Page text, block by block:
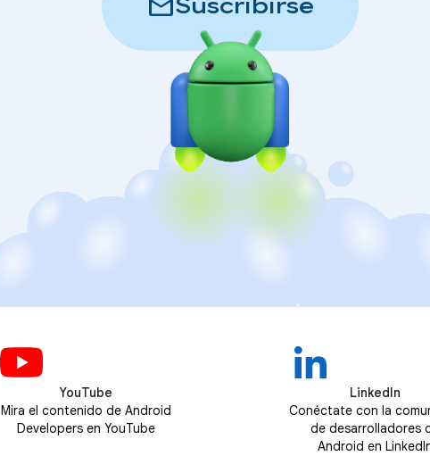
Suscribirse
YouTube
Mira el contenido de Android
Developers en YouTube
LinkedIn
Conéctate con la
de desarrolladores
Android en